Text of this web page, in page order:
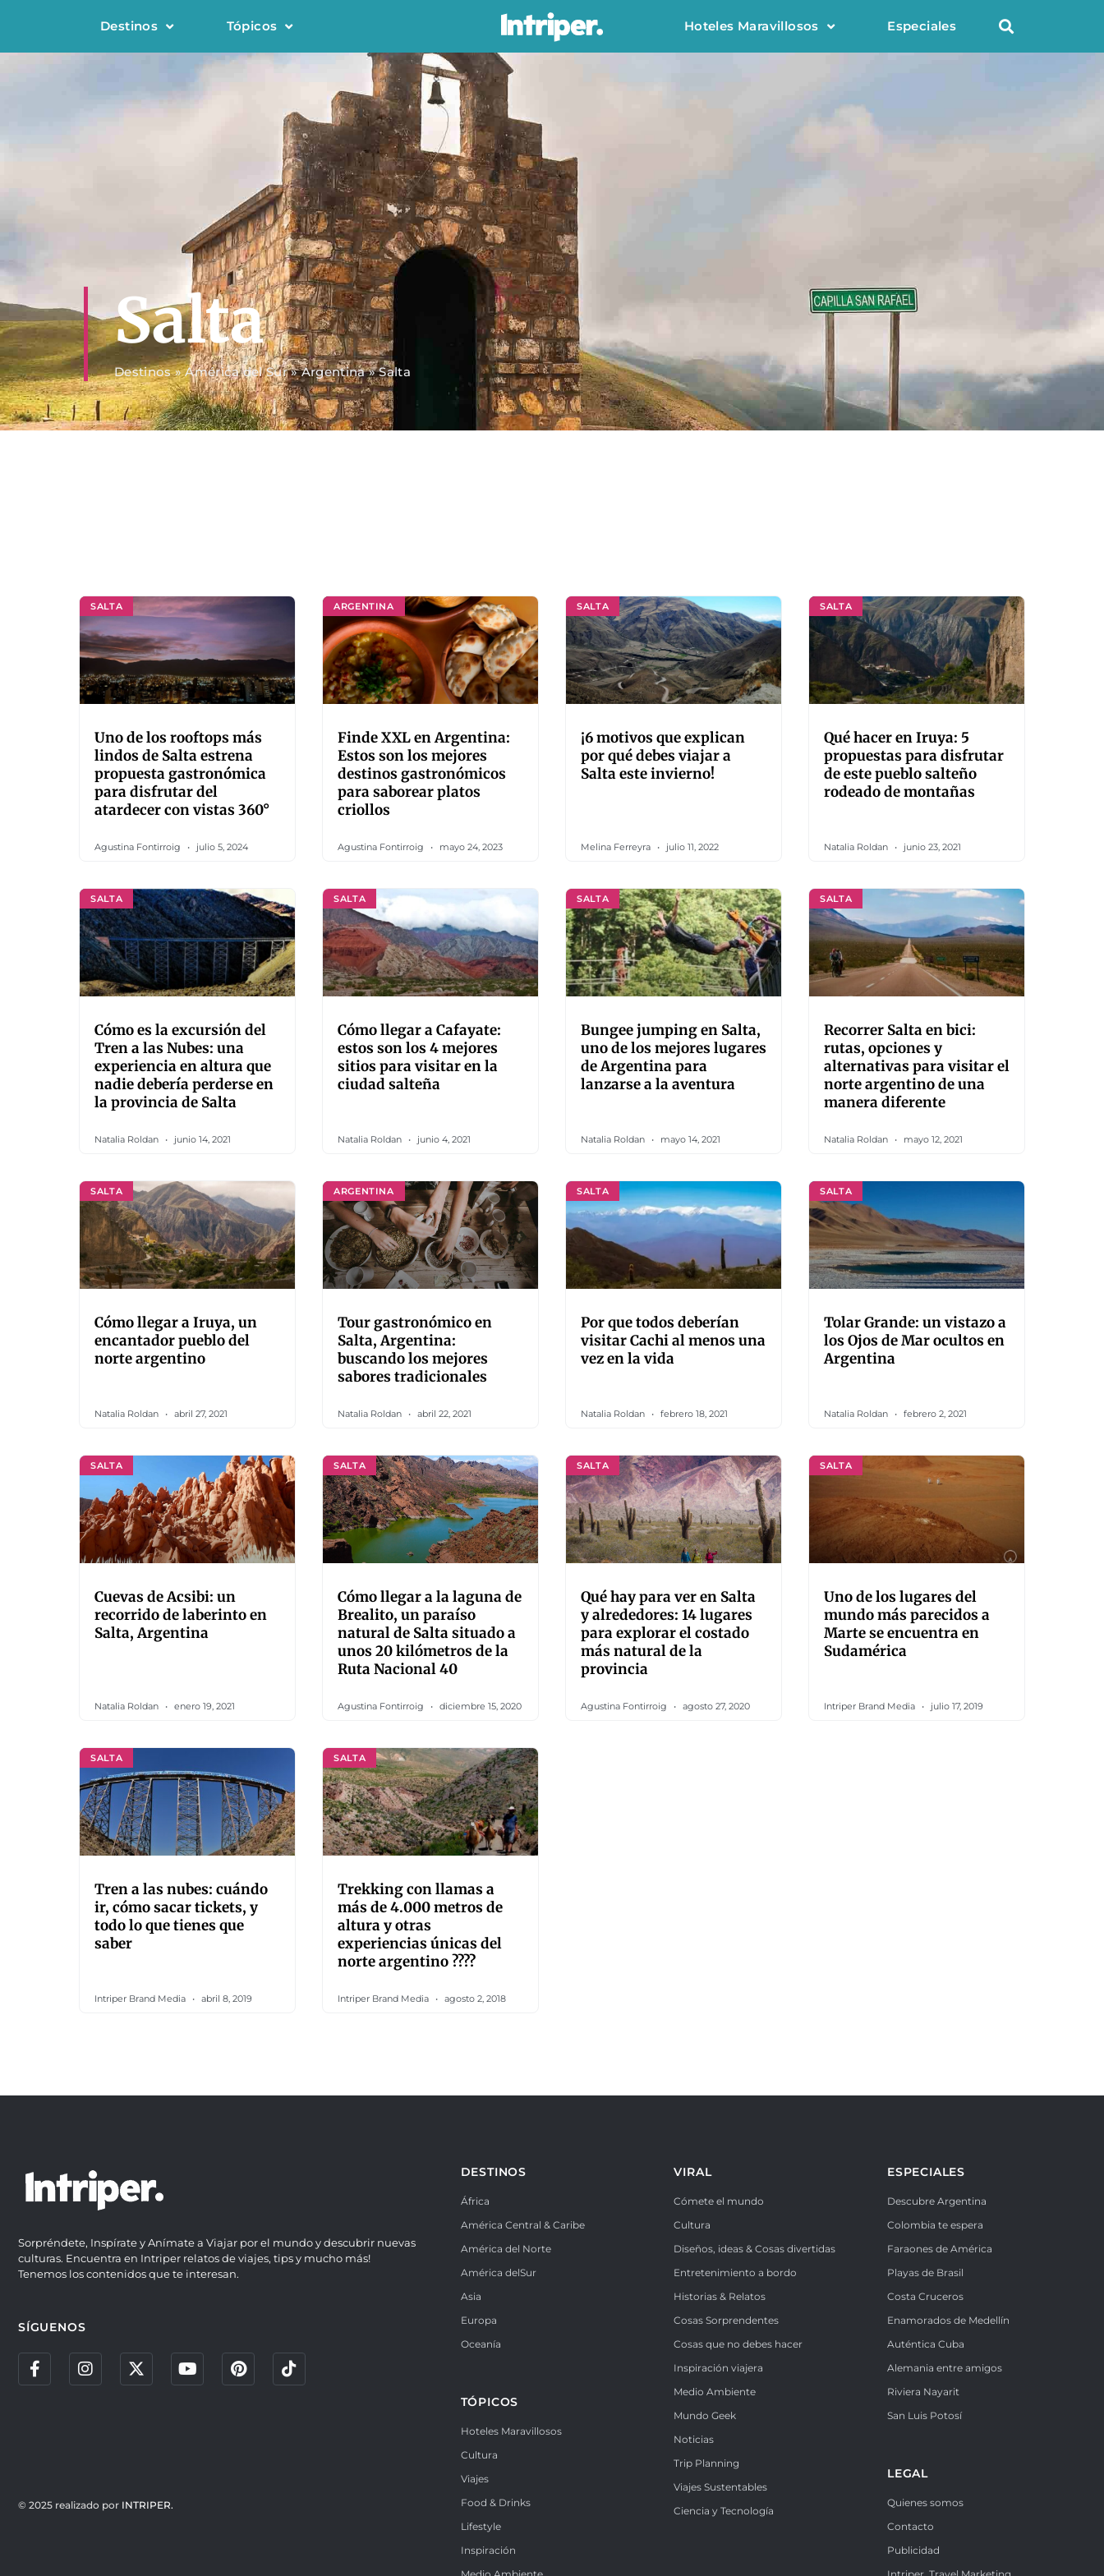
Destinos Tópicos Hoteles Maravillosos Especiales
Salta
Destinos»América del Sur»Argentina»Salta
SALTA
Uno de los rooftops más
lindos de Salta estrena
propuesta gastronómica
para disfrutar del
atardecer con vistas 360°
Agustina Fontirroig julio 5, 2024
ARGENTINA
Finde XXL en Argentina:
Estos son los mejores
destinos gastronómicos
para saborear platos
criollos
Agustina Fontirroig mayo 24, 2023
SALTA
¡6 motivos que explican
por qué debes viajar a
Salta este invierno!
Melina Ferreyra julio 11, 2022
SALTA
Qué hacer en Iruya: 5
propuestas para disfrutar
de este pueblo salteño
rodeado de montañas
Natalia Roldan junio 23, 2021
SALTA
Cómo es la excursión del
Tren a las Nubes: una
experiencia en altura que
nadie debería perderse en
la provincia de Salta
Natalia Roldan junio 14, 2021
SALTA
Cómo llegar a Cafayate:
estos son los 4 mejores
sitios para visitar en la
ciudad salteña
Natalia Roldan junio 4, 2021
SALTA
Bungee jumping en Salta,
uno de los mejores lugares
de Argentina para
lanzarse a la aventura
Natalia Roldan mayo 14, 2021
SALTA
Recorrer Salta en bici:
rutas, opciones y
alternativas para visitar el
norte argentino de una
manera diferente
Natalia Roldan mayo 12, 2021
SALTA
Cómo llegar a Iruya, un
encantador pueblo del
norte argentino
Natalia Roldan abril 27, 2021
ARGENTINA
Tour gastronómico en
Salta, Argentina:
buscando los mejores
sabores tradicionales
Natalia Roldan abril 22, 2021
SALTA
Por que todos deberían
visitar Cachi al menos una
vez en la vida
Natalia Roldan febrero 18, 2021
SALTA
Tolar Grande: un vistazo a
los Ojos de Mar ocultos en
Argentina
Natalia Roldan febrero 2, 2021
SALTA
Cuevas de Acsibi: un
recorrido de laberinto en
Salta, Argentina
Natalia Roldan enero 19, 2021
SALTA
Cómo llegar a la laguna de
Brealito, un paraíso
natural de Salta situado a
unos 20 kilómetros de la
Ruta Nacional 40
Agustina Fontirroig diciembre 15, 2020
SALTA
Qué hay para ver en Salta
y alrededores: 14 lugares
para explorar el costado
más natural de la
provincia
Agustina Fontirroig agosto 27, 2020
SALTA
Uno de los lugares del
mundo más parecidos a
Marte se encuentra en
Sudamérica
Intriper Brand Media julio 17, 2019
SALTA
Tren a las nubes: cuándo
ir, cómo sacar tickets, y
todo lo que tienes que
saber
Intriper Brand Media abril 8, 2019
SALTA
Trekking con llamas a
más de 4.000 metros de
altura y otras
experiencias únicas del
norte argentino ????
Intriper Brand Media agosto 2, 2018
Sorpréndete, Inspírate y Anímate a Viajar por el mundo y descubrir nuevas
culturas. Encuentra en Intriper relatos de viajes, tips y mucho más!
Tenemos los contenidos que te interesan.
SÍGUENOS
© 2025 realizado por INTRIPER.
DESTINOS
África
América Central & Caribe
América del Norte
América delSur
Asia
Europa
Oceanía
TÓPICOS
Hoteles Maravillosos
Cultura
Viajes
Food & Drinks
Lifestyle
Inspiración
VIRAL
Cómete el mundo
Cultura
Diseños, ideas & Cosas divertidas
Entretenimiento a bordo
Historias & Relatos
Cosas Sorprendentes
Cosas que no debes hacer
Inspiración viajera
Medio Ambiente
Mundo Geek
Noticias
Trip Planning
Viajes Sustentables
Ciencia y Tecnología
ESPECIALES
Descubre Argentina
Colombia te espera
Faraones de América
Playas de Brasil
Costa Cruceros
Enamorados de Medellín
Auténtica Cuba
Alemania entre amigos
Riviera Nayarit
San Luis Potosí
LEGAL
Quienes somos
Contacto
Publicidad